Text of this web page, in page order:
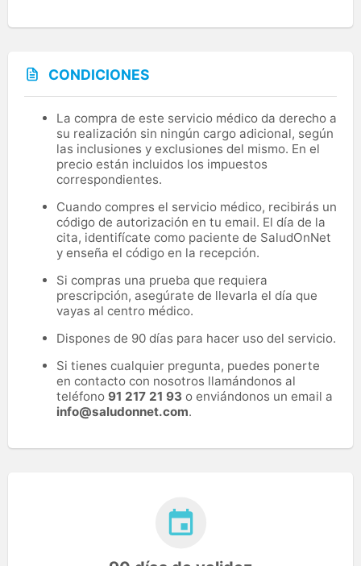
CONDICIONES
La compra de este servicio médico da derecho a
su realización sin ningún cargo adicional, según
las inclusiones y exclusiones del mismo. En el
precio están incluidos los impuestos
correspondientes.
Cuando compres el servicio médico, recibirás un
código de autorización en tu email. El día de la
cita, identifícate como paciente de SaludOnNet
y enseña el código en la recepción.
Si compras una prueba que requiera
prescripción, asegúrate de llevarla el día que
vayas al centro médico.
Dispones de 90 días para hacer uso del servicio.
Si tienes cualquier pregunta, puedes ponerte
en contacto con nosotros llamándonos al
teléfono 91 217 21 93 o enviándonos un email a
info@saludonnet.com.